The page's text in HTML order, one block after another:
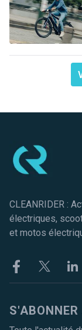
CLEANRIDER :
électriques,
et motos
FacebookTwitter